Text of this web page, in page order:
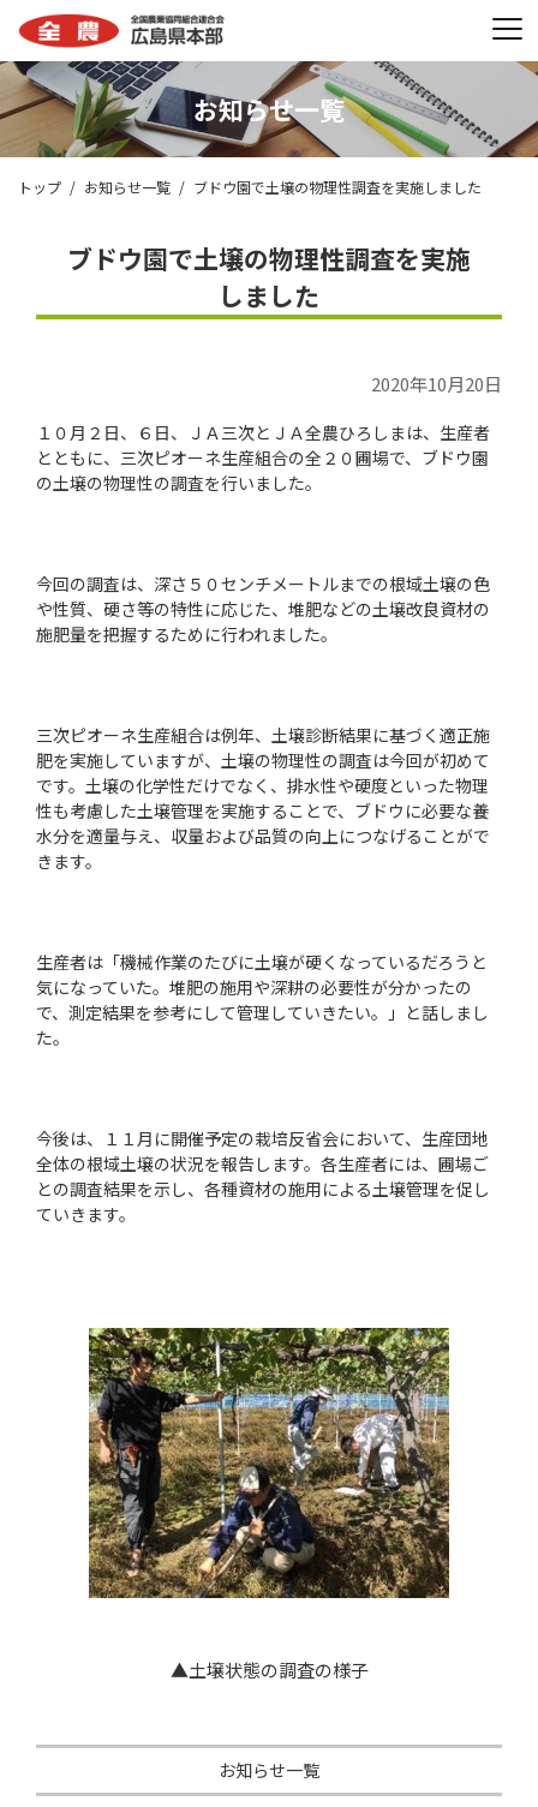
お知らせ一覧
トップ お知らせ一覧 ブドウ園で土壌の物理性調査を実施しました
ブドウ園で土壌の物理性調査を実施
しました
2020年10月20日
１０月２日、６日、ＪＡ三次とＪＡ全農ひろしまは、生産者
とともに、三次ピオーネ生産組合の全２０圃場で、ブドウ園
の土壌の物理性の調査を行いました。
今回の調査は、深さ５０センチメートルまでの根域土壌の色
や性質、硬さ等の特性に応じた、堆肥などの土壌改良資材の
施肥量を把握するために行われました。
三次ピオーネ生産組合は例年、土壌診断結果に基づく適正施
肥を実施していますが、土壌の物理性の調査は今回が初めて
です。土壌の化学性だけでなく、排水性や硬度といった物理
性も考慮した土壌管理を実施することで、ブドウに必要な養
水分を適量与え、収量および品質の向上につなげることがで
きます。
生産者は「機械作業のたびに土壌が硬くなっているだろうと
気になっていた。堆肥の施用や深耕の必要性が分かったの
で、測定結果を参考にして管理していきたい。」と話しまし
た。
今後は、１１月に開催予定の栽培反省会において、生産団地
全体の根域土壌の状況を報告します。各生産者には、圃場ご
との調査結果を示し、各種資材の施用による土壌管理を促し
ていきます。
▲土壌状態の調査の様子
お知らせ一覧